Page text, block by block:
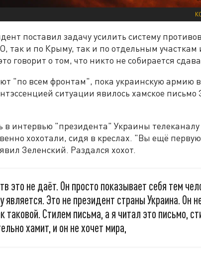
поставил задачу усилить систему
так и по Крыму, так и по отдельным участкам
говорит о том, что никто не собирается
"по всем фронтам", пока украинскую армию
ситуации явилось хамское письмо
в интервью "президента" Украины телеканалу
хохотали, сидя в креслах. "Вы ещё
Зеленский. Раздался хохот.
это не даёт. Он просто показывает себя тем
является. Это не президент страны Украина. Он
таковой. Стилем письма, а я читал это письмо,
хамит, и он не хочет мира,